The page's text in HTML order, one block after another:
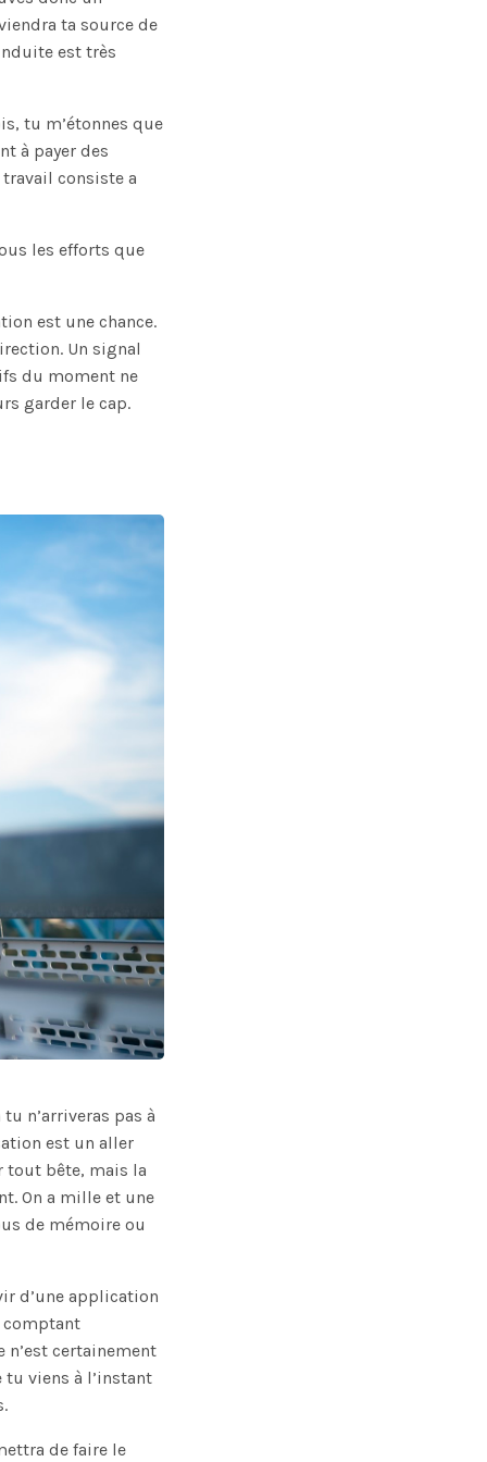
ta source de
est très
tu m’étonnes que
à payer des
consiste a
les efforts que
est une chance.
Un signal
du moment ne
garder le cap.
n’arriveras pas à
est un aller
tout bête, mais la
On a mille et une
de mémoire ou
d’une application
comptant
certainement
viens à l’instant
de faire le